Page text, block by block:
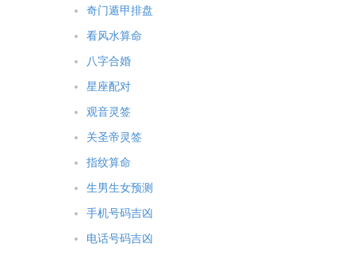
奇门遁甲排盘
看风水算命
八字合婚
星座配对
观音灵签
关圣帝灵签
指纹算命
生男生女预测
手机号码吉凶
电话号码吉凶